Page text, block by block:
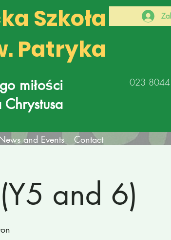
Szkoła
Patryka
miłości
Chrystusa
023
and Events Contact
and 6)